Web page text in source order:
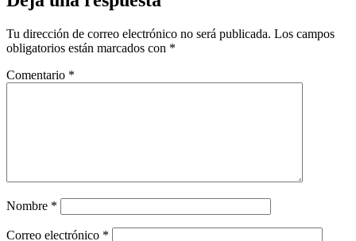
Tu dirección de correo electrónico no será publicada. Los campos
obligatorios están marcados con *
Comentario *
Nombre *
Correo electrónico *